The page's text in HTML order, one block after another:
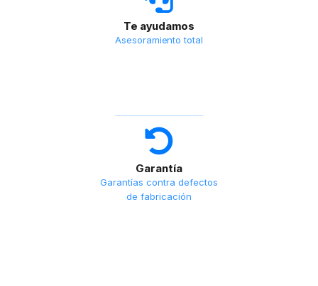
Te ayudamos
Asesoramiento total
Garantía
Garantías contra defectos
de fabricación